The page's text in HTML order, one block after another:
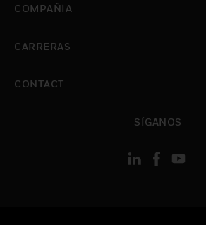
COMPAÑÍA
CARRERAS
CONTACT
SÍGANOS